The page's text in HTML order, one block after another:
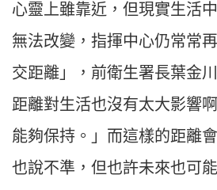
心靈上雖靠近，但現實生活
無法改變，指揮中心仍常常
交距離」，前衛生署長葉金
距離對生活也沒有太大影響
能夠保持。」而這樣的距離
也說不準，但也許未來也可